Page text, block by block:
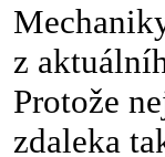
z
Protože
zdaleka